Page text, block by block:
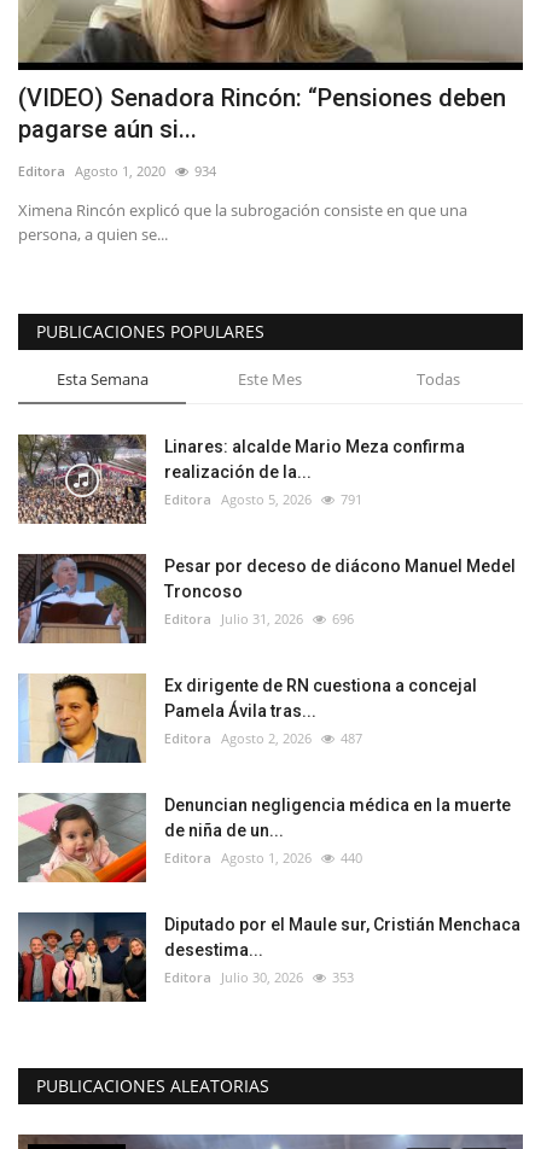
(VIDEO) Senadora Rincón: “Pensiones deben
pagarse aún si...
Editora Agosto 1, 2020 934
Ximena Rincón explicó que la subrogación consiste en que una
persona, a quien se...
PUBLICACIONES POPULARES
Esta Semana Este Mes Todas
Linares: alcalde Mario Meza confirma
realización de la...
Editora Agosto 5, 2026 791
Pesar por deceso de diácono Manuel Medel
Troncoso
Editora Julio 31, 2026 696
Ex dirigente de RN cuestiona a concejal
Pamela Ávila tras...
Editora Agosto 2, 2026 487
Denuncian negligencia médica en la muerte
de niña de un...
Editora Agosto 1, 2026 440
Diputado por el Maule sur, Cristián Menchaca
desestima...
Editora Julio 30, 2026 353
PUBLICACIONES ALEATORIAS